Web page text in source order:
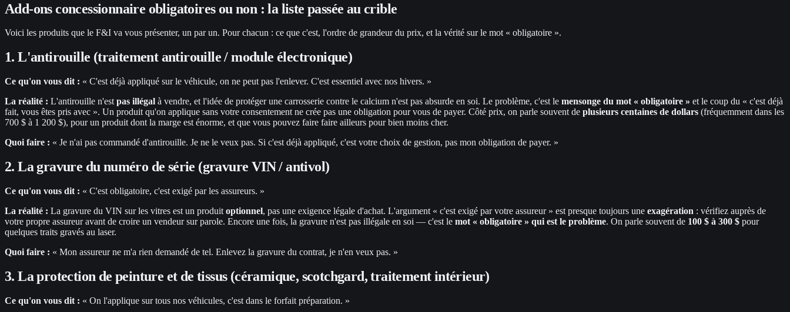
Add-ons concessionnaire obligatoires ou non : la liste passée au crible
Voici les produits que le F&I va vous présenter, un par un. Pour chacun : ce que c'est, l'ordre de grandeur du prix, et la vérité sur le mot « obligatoire ».
1. L'antirouille (traitement antirouille / module électronique)
Ce qu'on vous dit : « C'est déjà appliqué sur le véhicule, on ne peut pas l'enlever. C'est essentiel avec nos hivers. »
La réalité : L'antirouille n'est pas illégal à vendre, et l'idée de protéger une carrosserie contre le calcium n'est pas absurde en soi. Le problème, c'est le mensonge du mot « obligatoire » et le coup du « c'est déjà
fait, vous êtes pris avec ». Un produit qu'on applique sans votre consentement ne crée pas une obligation pour vous de payer. Côté prix, on parle souvent de plusieurs centaines de dollars (fréquemment dans les
700 $ à 1 200 $), pour un produit dont la marge est énorme, et que vous pouvez faire faire ailleurs pour bien moins cher.
Quoi faire : « Je n'ai pas commandé d'antirouille. Je ne le veux pas. Si c'est déjà appliqué, c'est votre choix de gestion, pas mon obligation de payer. »
2. La gravure du numéro de série (gravure VIN / antivol)
Ce qu'on vous dit : « C'est obligatoire, c'est exigé par les assureurs. »
La réalité : La gravure du VIN sur les vitres est un produit optionnel, pas une exigence légale d'achat. L'argument « c'est exigé par votre assureur » est presque toujours une exagération : vérifiez auprès de
votre propre assureur avant de croire un vendeur sur parole. Encore une fois, la gravure n'est pas illégale en soi — c'est le mot « obligatoire » qui est le problème. On parle souvent de 100 $ à 300 $ pour
quelques traits gravés au laser.
Quoi faire : « Mon assureur ne m'a rien demandé de tel. Enlevez la gravure du contrat, je n'en veux pas. »
3. La protection de peinture et de tissus (céramique, scotchgard, traitement intérieur)
Ce qu'on vous dit : « On l'applique sur tous nos véhicules, c'est dans le forfait préparation. »